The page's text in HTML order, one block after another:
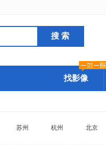
找影像
苏州 杭州 北京